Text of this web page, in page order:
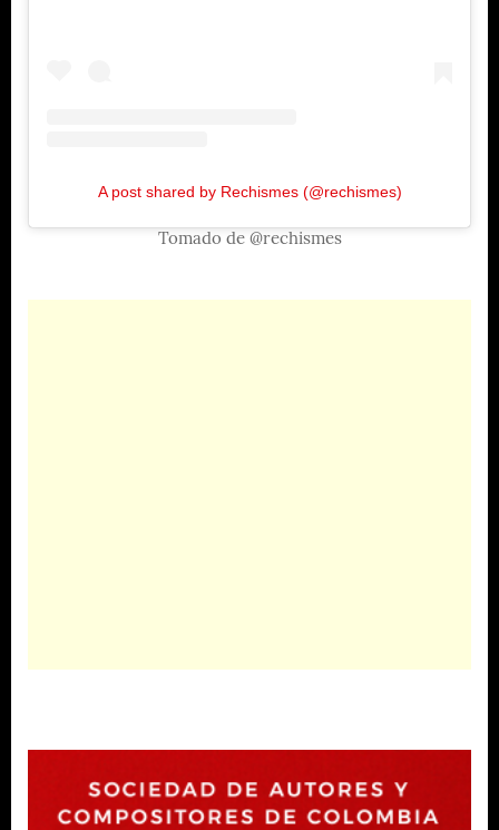
A post shared by Rechismes (@rechismes)
Tomado de @rechismes